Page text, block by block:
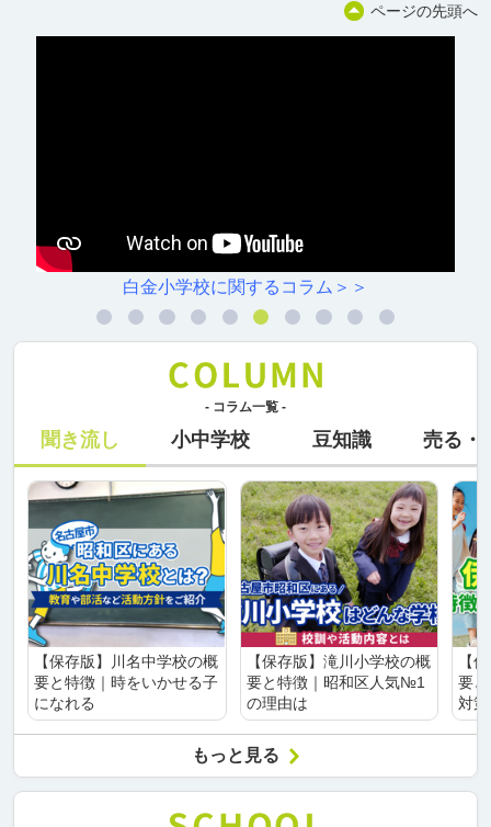
ページの先頭へ
村雲小学校に関するコラム＞
- コラム一覧 -
聞き流し 小中学校 豆知識 売る・
【保存版】川名中学校の概
要と特徴｜時をいかせる子
になれる
【保存版】滝川小学校の概
要と特徴｜昭和区人気№1
の理由は
【
要
対
もっと見る